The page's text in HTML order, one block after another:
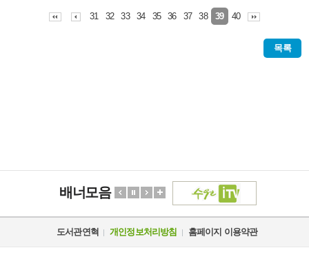
31 32 33 34 35 36 37 38 39 40
목록
배너모음
도서관연혁 개인정보처리방침 홈페이지 이용약관